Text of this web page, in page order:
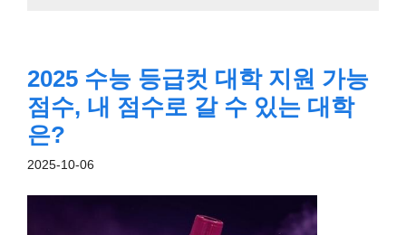
2025 수능 등급컷 대학 지원 가능
점수, 내 점수로 갈 수 있는 대학
은?
2025-10-06